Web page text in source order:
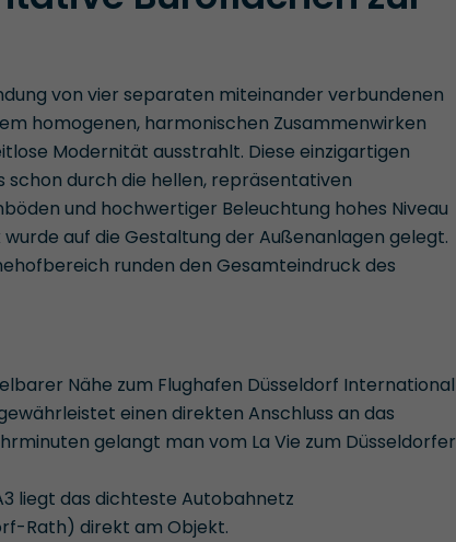
von vier separaten miteinander verbundenen
homogenen, harmonischen Zusammenwirken
Modernität ausstrahlt. Diese einzigartigen
schon durch die hellen, repräsentativen
und hochwertiger Beleuchtung hohes Niveau
auf die Gestaltung der Außenanlagen gelegt.
runden den Gesamteindruck des
Nähe zum Flughafen Düsseldorf International
einen direkten Anschluss an das
gelangt man vom La Vie zum Düsseldorfer
liegt das dichteste Autobahnetz
Rath) direkt am Objekt.